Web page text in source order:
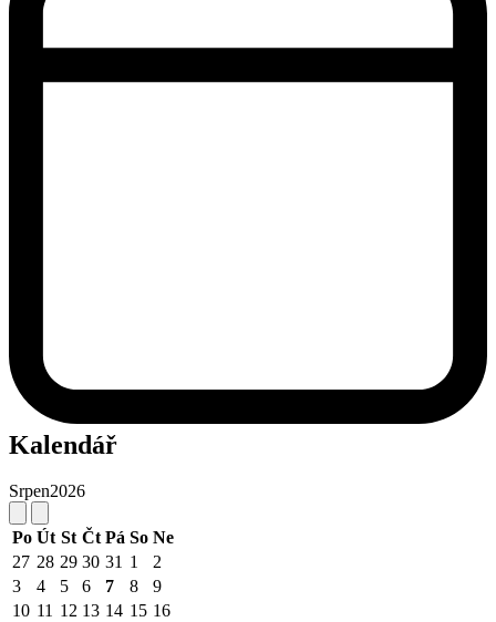
Kalendář
Srpen2026
Po Út St Čt Pá So Ne
27 28 29 30 31 1
2
3
4 5 6 7 8
9
10 11 12 13 14 15 16